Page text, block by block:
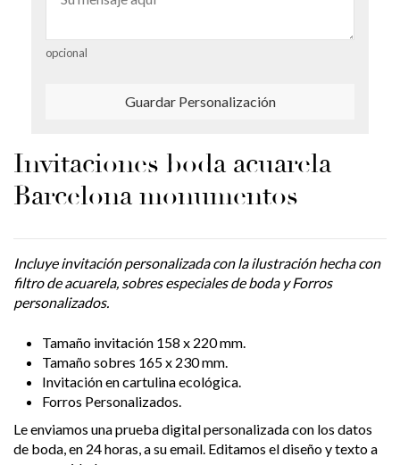
opcional
Guardar Personalización
Invitaciones boda acuarela
Barcelona monumentos
Incluye invitación personalizada con la ilustración hecha con
filtro de acuarela, sobres especiales de boda y Forros
personalizados.
Tamaño invitación 158 x 220 mm.
Tamaño sobres 165 x 230 mm.
Invitación en cartulina ecológica.
Forros Personalizados.
Le enviamos una prueba digital personalizada con los datos
de boda, en 24 horas, a su email. Editamos el diseño y texto a